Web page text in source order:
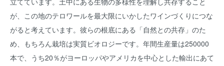
が、この地のテロワールを最大限にいかしたワインづくりにつな
がると考えています。彼らの根底にある「自然との共存」のた
め、もちろん栽培は実質ビオロジーです。年間生産量は250000
本で、うち20％がヨーロッパやアメリカを中心とした輸出にあて